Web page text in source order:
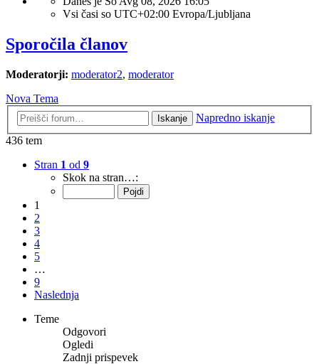
Vsi časi so UTC+02:00 Evropa/Ljubljana
Sporočila članov
Moderatorji: moderator2, moderator
Nova Tema
Iskanje
Napredno iskanje
436 tem
Stran 1 od 9
Skok na stran…:
1
2
3
4
5
…
9
Naslednja
Teme
Odgovori
Ogledi
Zadnji prispevek